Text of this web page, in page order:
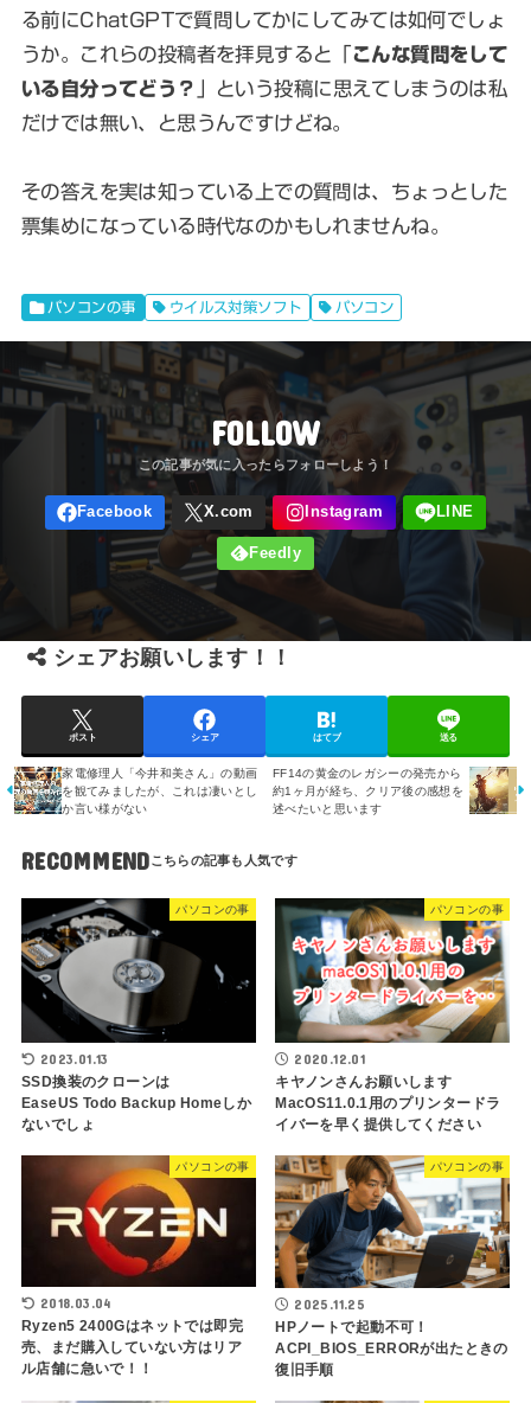
る前にChatGPTで質問してかにしてみては如何でしょ
うか。これらの投稿者を拝見すると「こんな質問をして
いる自分ってどう？
」という投稿に思えてしまうのは私
だけでは無い、と思うんですけどね。
その答えを実は知っている上での質問は、ちょっとした
票集めになっている時代なのかもしれませんね。
パソコンの事 ウイルス対策ソフト パソコン
FOLLOW
シェアお願いします！！
ポスト シェア はてブ 送る
FF14の黄金のレガシーの発売から
約1ヶ月が経ち、クリア後の感想を
述べたいと思います
家電修理人「今井和美さん」の動画
を観てみましたが、これは凄いとし
か言い様がない
RECOMMEND
パソコンの事
2023.01.13
SSD換装のクローンは
EaseUS Todo Backup Homeしか
ないでしょ
パソコンの事
2020.12.01
キヤノンさんお願いします
MacOS11.0.1用のプリンタードラ
イバーを早く提供してください
パソコンの事
2018.03.04
Ryzen5 2400Gはネットでは即完
売、まだ購入していない方はリア
ル店舗に急いで！！
パソコンの事
2025.11.25
HPノートで起動不可！
ACPI_BIOS_ERRORが出たときの
復旧手順